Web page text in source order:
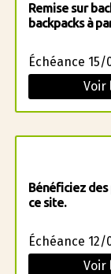
Remise sur
backpacks à
Échéance 15/
Voir
Bénéficiez
ce site.
Échéance 12/
Voir